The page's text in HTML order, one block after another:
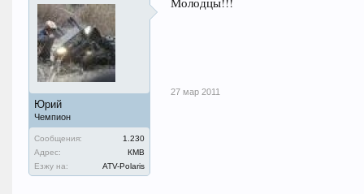
Юрий
Чемпион
Сообщения:
1.230
Адрес:
КМВ
Езжу на:
ATV-Polaris
27 мар 2011